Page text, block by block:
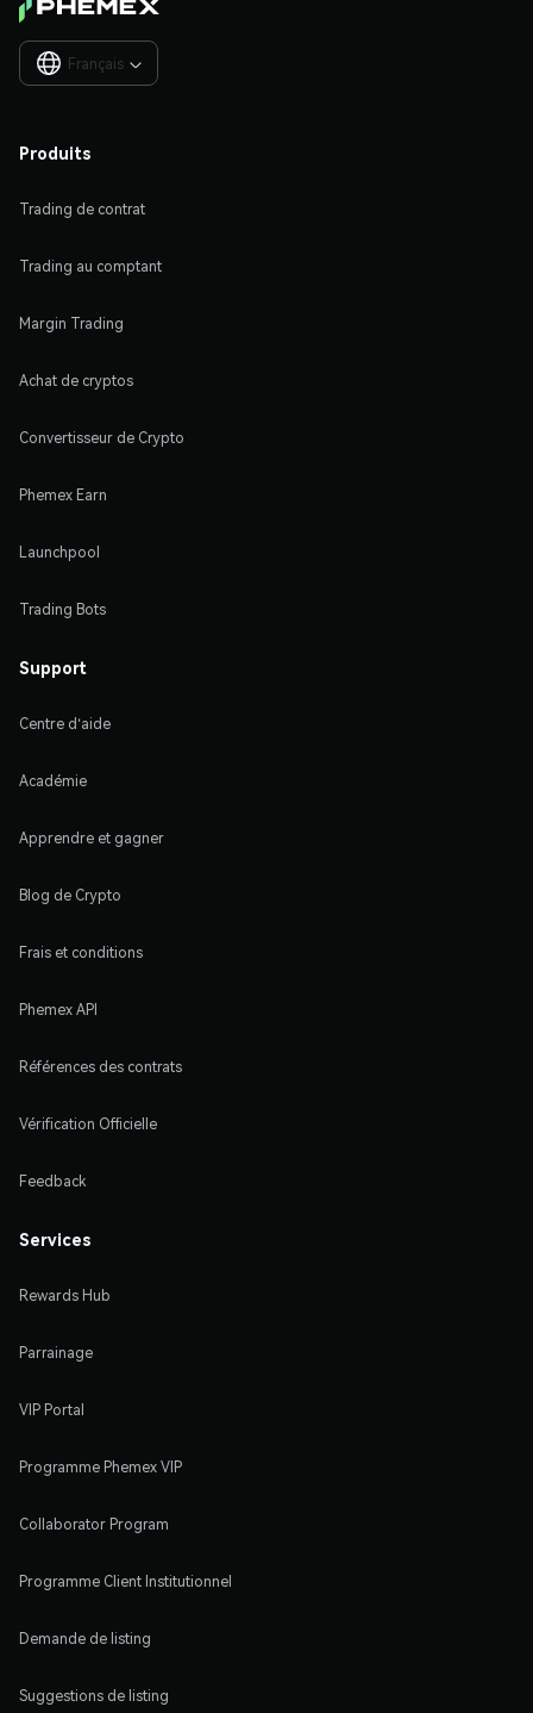
Français 
Produits
Trading de contrat
Trading au comptant
Margin Trading
Achat de cryptos
Convertisseur de Crypto
Phemex Earn
Launchpool
Trading Bots
Support
Centre d'aide
Académie
Apprendre et gagner
Blog de Crypto
Frais et conditions
Phemex API
Références des contrats
Vérification Officielle
Feedback
Services
Rewards Hub
Parrainage
VIP Portal
Programme Phemex VIP
Collaborator Program
Programme Client Institutionnel
Demande de listing
Suggestions de listing